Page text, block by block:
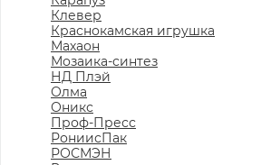
Клевер
Краснокамская игрушка
Махаон
Мозаика-синтез
НД Плэй
Олма
Оникс
Проф-Пресс
РониисПак
РОСМЭН